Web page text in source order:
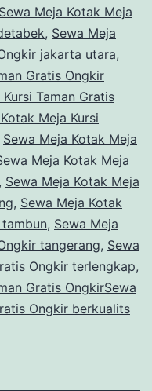
Meja Kotak Meja
, Sewa Meja
jakarta utara,
Gratis Ongkir
Taman Gratis
Meja Kursi
Sewa Meja Kotak Meja
Meja Kotak Meja
, Sewa Meja Kotak Meja
, Sewa Meja Kotak
, Sewa Meja
tangerang, Sewa
Ongkir terlengkap,
Gratis OngkirSewa
Ongkir berkualits